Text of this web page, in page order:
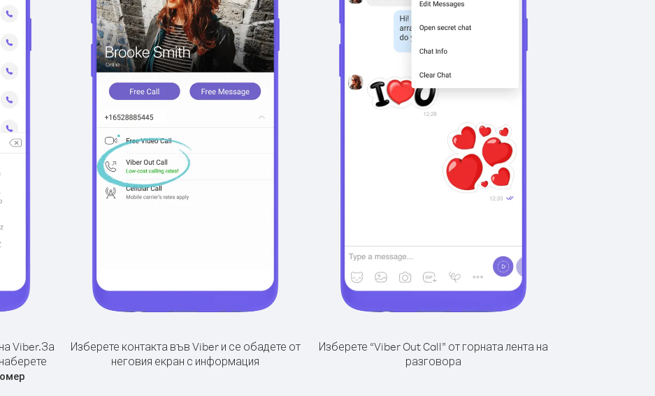
Viber.За
Изберете контакта във Viber и се обадете от
неговия екран с информация
Изберете “Viber Out Call” от горната лента на
разговора